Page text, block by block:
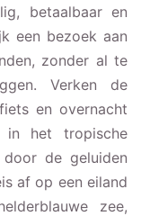
betaalbaar en
een bezoek aan
zonder al te
Verken de
en overnacht
in het tropische
de geluiden
af op een eiland
zee,